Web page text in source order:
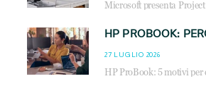
27 LUGLIO 2026